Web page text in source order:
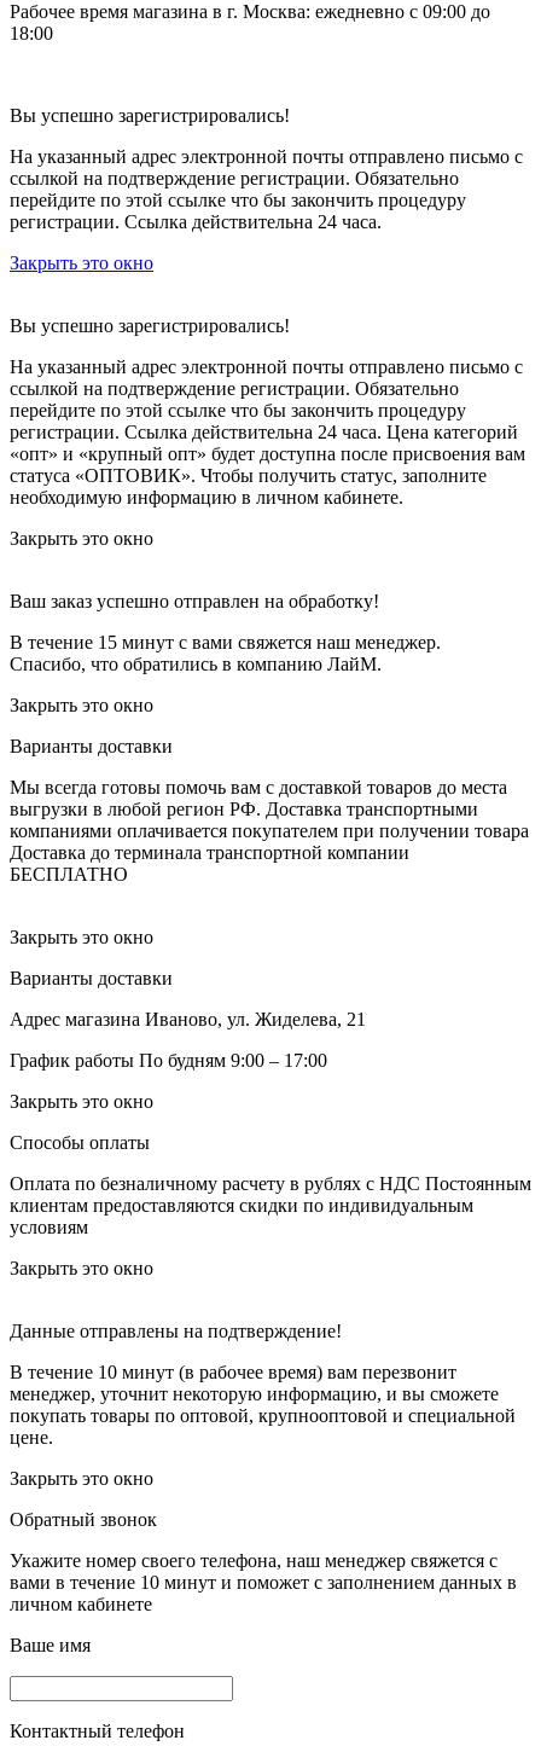
Рабочее время магазина в г. Москва: ежедневно с 09:00 до
18:00
Вы успешно зарегистрировались!
На указанный адрес электронной почты отправлено письмо с
ссылкой на подтверждение регистрации. Обязательно
перейдите по этой ссылке что бы закончить процедуру
регистрации. Ссылка действительна 24 часа.
Закрыть это окно
Вы успешно зарегистрировались!
На указанный адрес электронной почты отправлено письмо с
ссылкой на подтверждение регистрации. Обязательно
перейдите по этой ссылке что бы закончить процедуру
регистрации. Ссылка действительна 24 часа. Цена категорий
«опт» и «крупный опт» будет доступна после присвоения вам
статуса «ОПТОВИК». Чтобы получить статус, заполните
необходимую информацию в личном кабинете.
Закрыть это окно
Ваш заказ успешно отправлен на обработку!
В течение 15 минут с вами свяжется наш менеджер.
Спасибо, что обратились в компанию ЛайМ.
Закрыть это окно
Варианты доставки
Мы всегда готовы помочь вам с доставкой товаров до места
выгрузки в любой регион РФ. Доставка транспортными
компаниями оплачивается покупателем при получении товара
Доставка до терминала транспортной компании
БЕСПЛАТНО
Закрыть это окно
Варианты доставки
Адрес магазина Иваново, ул. Жиделева, 21
График работы По будням 9:00 – 17:00
Закрыть это окно
Способы оплаты
Оплата по безналичному расчету в рублях с НДС Постоянным
клиентам предоставляются скидки по индивидуальным
условиям
Закрыть это окно
Данные отправлены на подтверждение!
В течение 10 минут (в рабочее время) вам перезвонит
менеджер, уточнит некоторую информацию, и вы сможете
покупать товары по оптовой, крупнооптовой и специальной
цене.
Закрыть это окно
Обратный звонок
Укажите номер своего телефона, наш менеджер свяжется с
вами в течение 10 минут и поможет с заполнением данных в
личном кабинете
Ваше имя
Контактный телефон